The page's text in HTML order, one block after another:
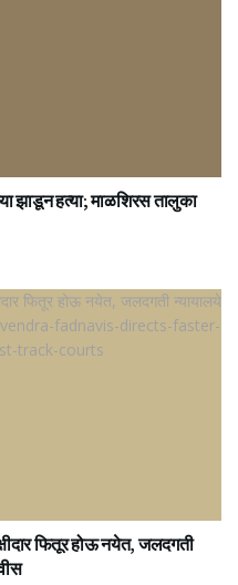
झाडून हत्या; माळशिरस तालुका
फितूर होऊ नयेत, जलदगती